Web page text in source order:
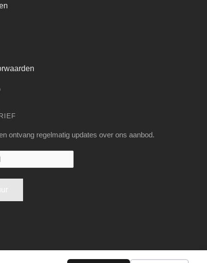
ontvang regelmatig updates over ons aanbod.